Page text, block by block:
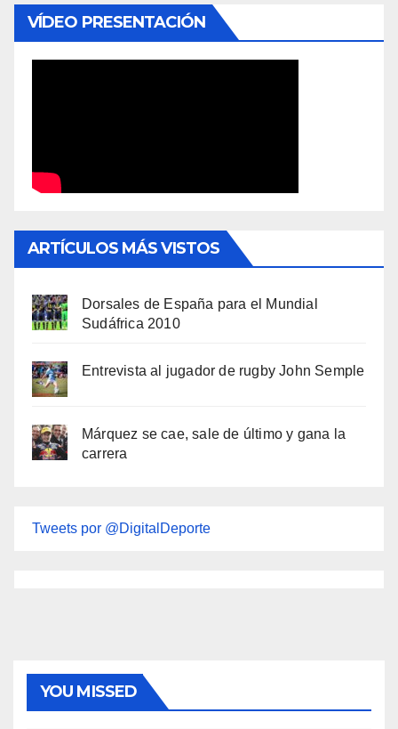
VÍDEO PRESENTACIÓN
ARTÍCULOS MÁS VISTOS
Dorsales de España para el Mundial
Sudáfrica 2010
Entrevista al jugador de rugby John Semple
Márquez se cae, sale de último y gana la
carrera
Tweets por @DigitalDeporte
YOU MISSED